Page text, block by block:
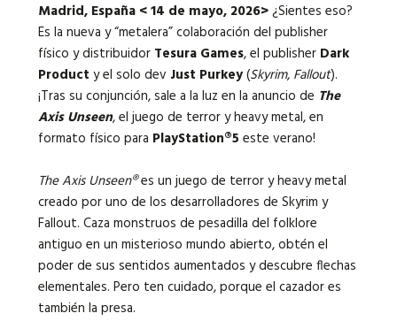
Madrid, España < 14 de mayo, 2026>¿Sientes eso?
Es la nueva y “metalera” colaboración del publisher
físico y distribuidorTesura Games, el publisher Dark
Product y el solo dev Just Purkey(Skyrim, Fallout).
¡Tras su conjunción, sale a la luz en la anuncio de The
Axis Unseen, el juego de terror y heavy metal, en
formato físico para PlayStation®5 este verano!
The Axis Unseen®es un juego de terror y heavy metal
creado por uno de los desarrolladores de Skyrim y
Fallout. Caza monstruos de pesadilla del folklore
antiguo en un misterioso mundo abierto, obtén el
poder de sus sentidos aumentados y descubre flechas
elementales. Pero ten cuidado, porque el cazador es
también la presa.